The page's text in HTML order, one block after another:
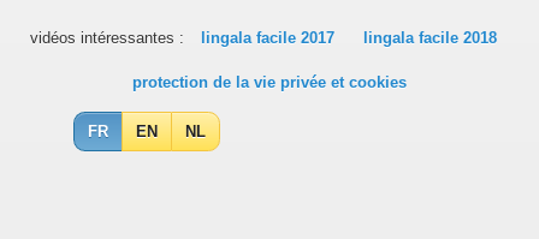
vidéos intéressantes : lingala facile 2017 lingala facile 2018
protection de la vie privée et cookies
FR EN NL